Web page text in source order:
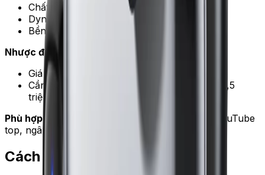
Chất âm chuẩn studio, giọng ấm và rõ
Dynamic — bỏ qua hoàn toàn tiếng nền
Bền — dùng 20 năm vẫn tốt
Nhược điểm:
Giá 10–12 triệu
Cần audio interface và preamp Cloudlifter (1,5
triệu) để khuếch đại
Phù hợp cho:
podcaster chuyên nghiệp, kênh YouTube
top, ngân sách 12–15 triệu cả setup.
Cách chọn theo nhu cầu